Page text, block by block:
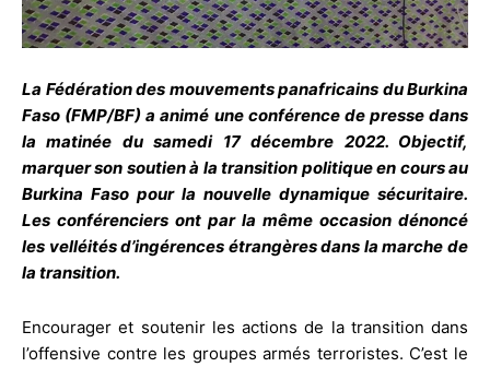
La Fédération des mouvements panafricains du Burkina
Faso (FMP/BF) a animé une conférence de presse dans
la matinée du samedi 17 décembre 2022. Objectif,
marquer son soutien à la transition politique en cours au
Burkina Faso pour la nouvelle dynamique sécuritaire.
Les conférenciers ont par la même occasion dénoncé
les velléités d’ingérences étrangères dans la marche de
la transition.
Encourager et soutenir les actions de la transition dans
l’offensive contre les groupes armés terroristes. C’est le